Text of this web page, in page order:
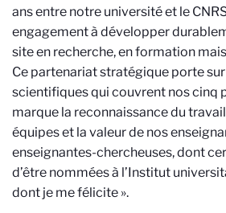
ans entre notre université et le
engagement à développer
site en recherche, en formation
Ce partenariat stratégique porte
scientifiques qui couvrent nos cinq
marque la reconnaissance du
équipes et la valeur de nos
enseignantes-chercheuses, dont
d’être nommées à l’Institut
dont je me félicite ».